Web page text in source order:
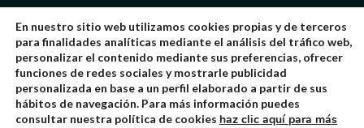
Quiénes somos
Aviso Legal
En nuestro sitio web utilizamos cookies propias y de terceros
para finalidades analíticas mediante el análisis del tráfico web,
personalizar el contenido mediante sus preferencias, ofrecer
funciones de redes sociales y mostrarle publicidad
personalizada en base a un perfil elaborado a partir de sus
hábitos de navegación. Para más información puedes
consultar nuestra política de cookies haz clic aquí para más